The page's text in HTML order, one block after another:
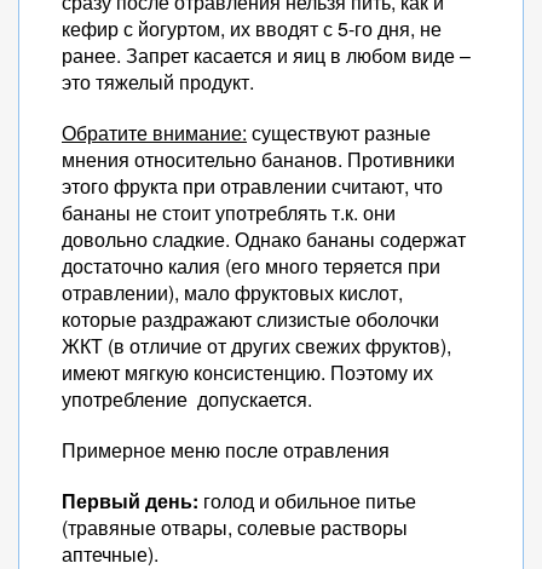
кефир с йогуртом, их вводят с 5-го дня, не
ранее. Запрет касается и яиц в любом виде –
это тяжелый продукт.
Обратите внимание: существуют разные
мнения относительно бананов. Противники
этого фрукта при отравлении считают, что
бананы не стоит употреблять т.к. они
довольно сладкие. Однако бананы содержат
достаточно калия (его много теряется при
отравлении), мало фруктовых кислот,
которые раздражают слизистые оболочки
ЖКТ (в отличие от других свежих фруктов),
имеют мягкую консистенцию. Поэтому их
употребление допускается.
Примерное меню после отравления
Первый день: голод и обильное питье
(травяные отвары, солевые растворы
аптечные).